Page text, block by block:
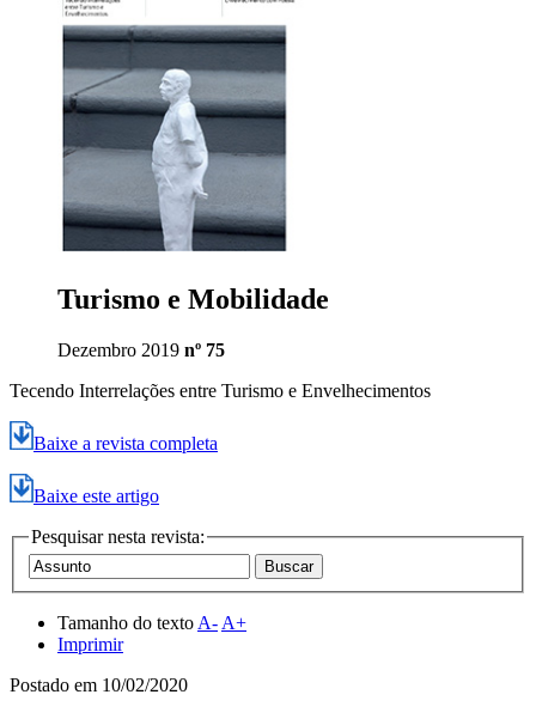
Turismo e Mobilidade
Dezembro 2019 nº 75
Tecendo Interrelações entre Turismo e Envelhecimentos
Baixe a revista completa
Baixe este artigo
Pesquisar nesta revista:
Tamanho do texto A- A+
Imprimir
Postado em 10/02/2020